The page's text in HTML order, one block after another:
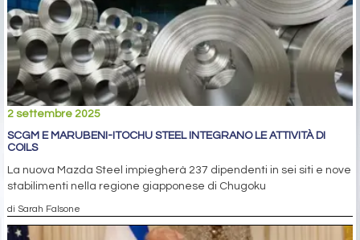
2 settembre 2025
SCGM E MARUBENI-ITOCHU STEEL INTEGRANO LE ATTIVITÀ DI
COILS
La nuova Mazda Steel impiegherà 237 dipendenti in sei siti e nove
stabilimenti nella regione giapponese di Chugoku
di Sarah Falsone